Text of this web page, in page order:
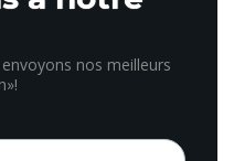
nos meilleurs